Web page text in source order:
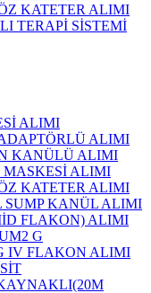
KATETER ALIMI
TERAPİ SİSTEMİ
ALIMI
ALIMI
KANÜLÜ ALIMI
MASKESİ ALIMI
KATETER ALIMI
SUMP KANÜL ALIMI
FLAKON) ALIMI
G
IV FLAKON ALIMI